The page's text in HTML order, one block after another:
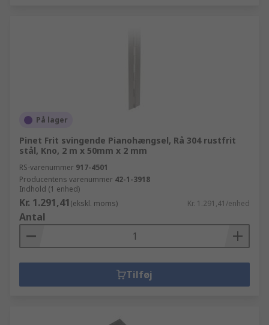
På lager
Pinet Frit svingende Pianohængsel, Rå 304 rustfrit
stål, Kno, 2 m x 50mm x 2 mm
RS-varenummer 917-4501
Producentens varenummer 42-1-3918
Indhold (1 enhed)
Kr. 1.291,41(ekskl. moms) Kr. 1.291,41/enhed
Antal
Tilføj